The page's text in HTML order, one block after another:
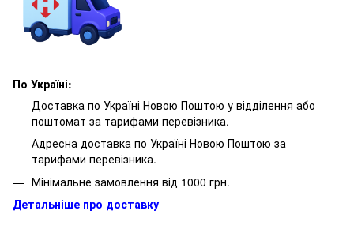
По Україні:
Доставка по Україні Новою Поштою у відділення або
поштомат за тарифами перевізника.
Адресна доставка по Україні Новою Поштою за
тарифами перевізника.
Мінімальне замовлення від 1000 грн.
Детальніше про доставку